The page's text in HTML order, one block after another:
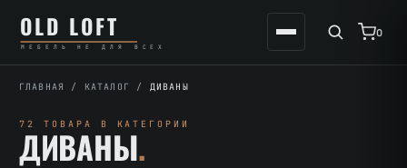
содержимому
содержимому
OLD LOFT
МЕБЕЛЬ НЕ ДЛЯ ВСЕХ
0
ГЛАВНАЯ / КАТАЛОГ / ДИВАНЫ
72 ТОВАРА В КАТЕГОРИИ
ДИВАНЫ.